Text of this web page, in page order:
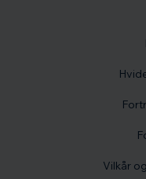
Vilkår